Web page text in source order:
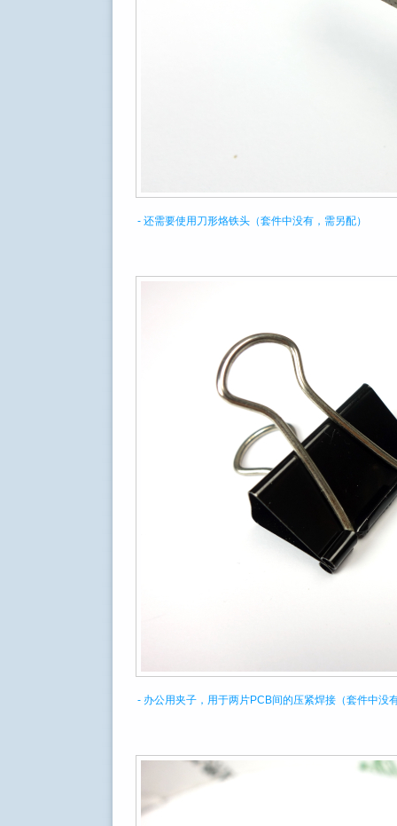
- 还需要使用刀形烙铁头（套件中没有，需另配）
- 办公用夹子，用于两片PCB间的压紧焊接（套件中没